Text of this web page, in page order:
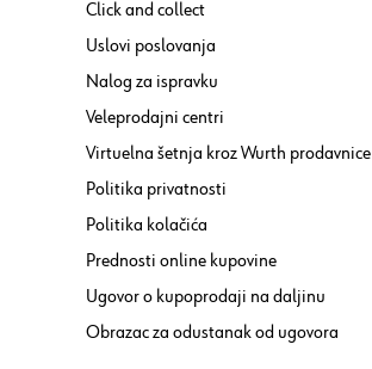
Click and collect
Uslovi poslovanja
Nalog za ispravku
Veleprodajni centri
Virtuelna šetnja kroz Wurth prodavnice
Politika privatnosti
Politika kolačića
Prednosti online kupovine
Ugovor o kupoprodaji na daljinu
Obrazac za odustanak od ugovora